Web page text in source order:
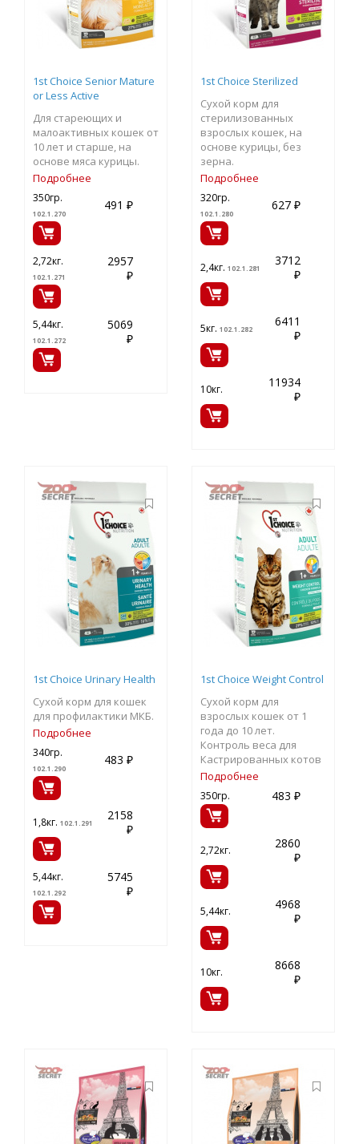
1st Choice Senior Mature
or Less Active
Для стареющих и
малоактивных кошек от
10 лет и старше, на
основе мяса курицы.
Подробнее
350гр.
102.1.270
491 ₽
2,72кг.
102.1.271
2957
₽
5,44кг.
102.1.272
5069
₽
1st Choice Sterilized
Сухой корм для
стерилизованных
взрослых кошек, на
основе курицы, без
зерна.
Подробнее
320гр.
102.1.280
627 ₽
2,4кг. 102.1.281
3712
₽
5кг. 102.1.282
6411
₽
10кг.
11934
₽
1st Choice Urinary Health
Сухой корм для кошек
для профилактики МКБ.
Подробнее
340гр.
102.1.290
483 ₽
1,8кг. 102.1.291
2158
₽
5,44кг.
102.1.292
5745
₽
1st Choice Weight Control
Сухой корм для
взрослых кошек от 1
года до 10 лет.
Контроль веса для
Кастрированных котов
и Стерилизованных
Подробнее
350гр. 483 ₽
2,72кг.
2860
₽
5,44кг.
4968
₽
10кг.
8668
₽